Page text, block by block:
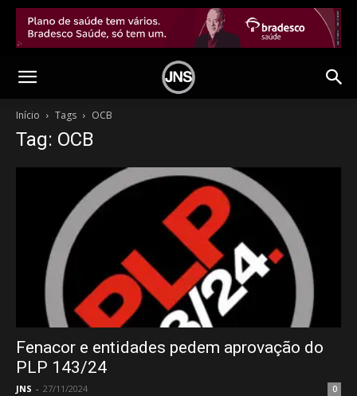
Início Tags OCB
Tag: OCB
Fenacor e entidades pedem aprovação do
PLP 143/24
JNS - 27/11/2024 0